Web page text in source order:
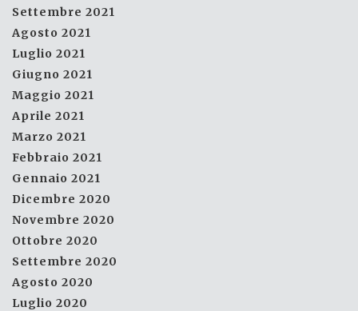
Settembre 2021
Agosto 2021
Luglio 2021
Giugno 2021
Maggio 2021
Aprile 2021
Marzo 2021
Febbraio 2021
Gennaio 2021
Dicembre 2020
Novembre 2020
Ottobre 2020
Settembre 2020
Agosto 2020
Luglio 2020